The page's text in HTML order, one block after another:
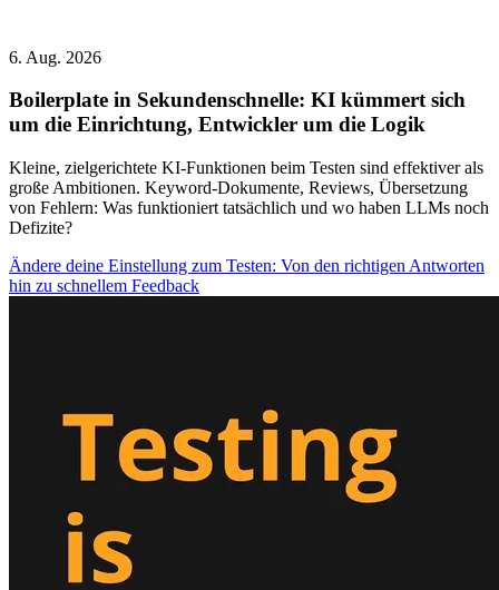
6. Aug. 2026
Boilerplate in Sekundenschnelle: KI kümmert sich
um die Einrichtung, Entwickler um die Logik
Kleine, zielgerichtete KI-Funktionen beim Testen sind effektiver als
große Ambitionen. Keyword-Dokumente, Reviews, Übersetzung
von Fehlern: Was funktioniert tatsächlich und wo haben LLMs noch
Defizite?
Ändere deine Einstellung zum Testen: Von den richtigen Antworten
hin zu schnellem Feedback